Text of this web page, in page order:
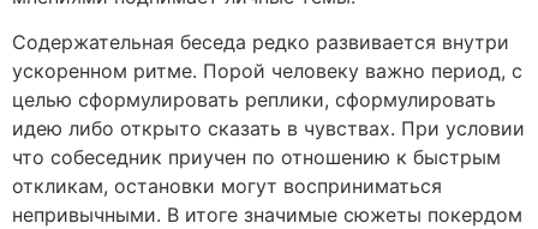
Содержательная беседа редко развивается внутри
ускоренном ритме. Порой человеку важно период, с
целью сформулировать реплики, сформулировать
идею либо открыто сказать в чувствах. При условии
что собеседник приучен по отношению к быстрым
откликам, остановки могут восприниматься
непривычными. В итоге значимые сюжеты покердом